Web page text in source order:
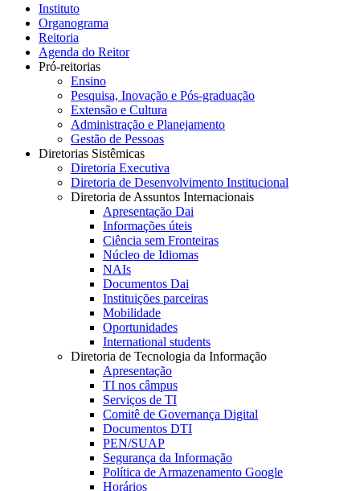
Instituto
Organograma
Reitoria
Agenda do Reitor
Pró-reitorias
Ensino
Pesquisa, Inovação e Pós-graduação
Extensão e Cultura
Administração e Planejamento
Gestão de Pessoas
Diretorias Sistêmicas
Diretoria Executiva
Diretoria de Desenvolvimento Institucional
Diretoria de Assuntos Internacionais
Apresentação Dai
Informações úteis
Ciência sem Fronteiras
Núcleo de Idiomas
NAIs
Documentos Dai
Instituições parceiras
Mobilidade
Oportunidades
International students
Diretoria de Tecnologia da Informação
Apresentação
TI nos câmpus
Serviços de TI
Comitê de Governança Digital
Documentos DTI
PEN/SUAP
Segurança da Informação
Política de Armazenamento Google
Horários